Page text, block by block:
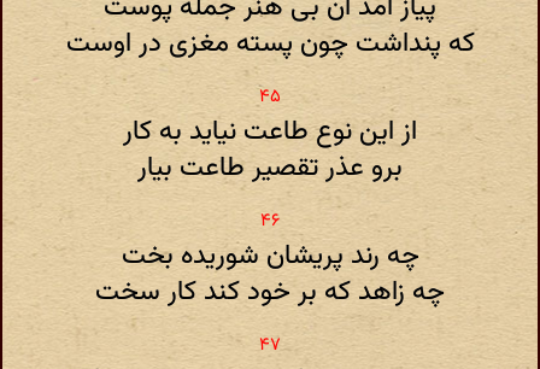
که پنداشت چون پسته مغزی در اوست
از این نوع طاعت نیاید به کار
برو عذر تقصیر طاعت بیار
چه رند پریشان شوریده بخت
چه زاهد که بر خود کند کار سخت